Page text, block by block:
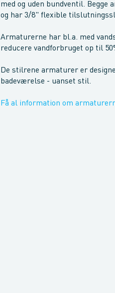
med og uden bundventil.
og har 3/8" flexible
Armaturerne har bl.a. med
reducere vandforbruget op til
De stilrene armaturer er
badeværelse - uanset stil.
Få al information om